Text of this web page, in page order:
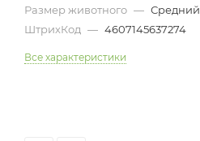
Размер животного — Средний
ШтрихКод — 4607145637274
Все характеристики